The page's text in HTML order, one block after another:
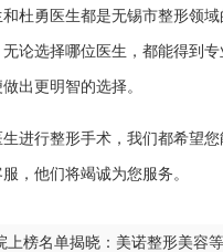
杜勇医生都是无锡市整形领
论选择哪位医生，都能得到
出更明智的选择。
进行整形手术，我们都希望
，他们将竭诚为您服务。
上榜名单揭晓：美诺整形美容